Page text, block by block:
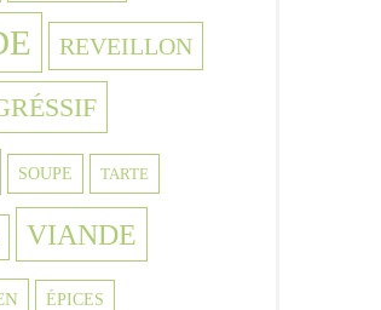
REVEILLON
SOUPE TARTE
VIANDE
ÉPICES